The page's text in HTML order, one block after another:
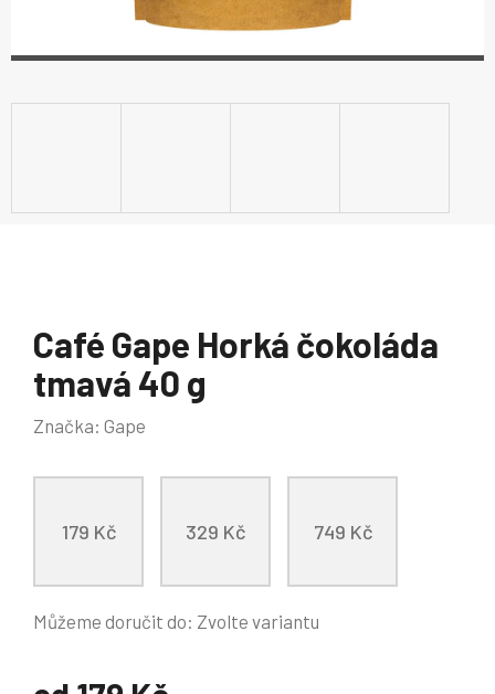
Café Gape Horká čokoláda
tmavá 40 g
Značka: Gape
179 Kč 329 Kč 749 Kč
Můžeme doručit do: Zvolte variantu